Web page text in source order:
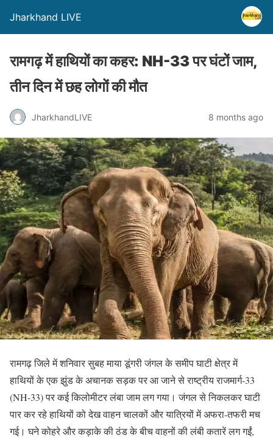
Jharkhand LIVE
रामगढ़ में हाथियों का कहर: NH-33 पर घंटों जाम,
तीन दिन में छह लोगों की मौत
JharkhandLIVE 8 months ago
रामगढ़ जिले में शनिवार सुबह माया डूंगरी जंगल के समीप घाटी क्षेत्र में
हाथियों के एक झुंड के अचानक सड़क पर आ जाने से राष्ट्रीय राजमार्ग-33
(NH-33) पर कई किलोमीटर लंबा जाम लग गया। जंगल से निकलकर घाटी
पार कर रहे हाथियों को देख वाहन चालकों और यात्रियों में अफरा-तफरी मच
गई। घने कोहरे और कड़ाके की ठंड के बीच वाहनों की लंबी कतारें लग गईं,